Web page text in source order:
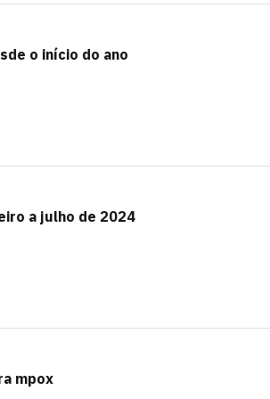
o início do ano
a julho de 2024
mpox